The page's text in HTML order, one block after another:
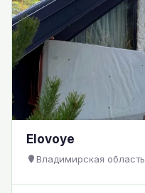
Elovoye
Владимирская область